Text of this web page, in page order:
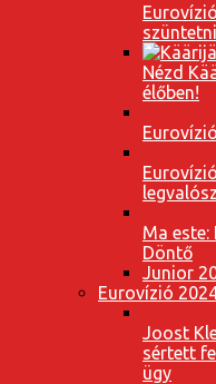
Nézd
élőben!
Ma
Döntő
Junior
Eurovízió
Joost
sértett
ügy